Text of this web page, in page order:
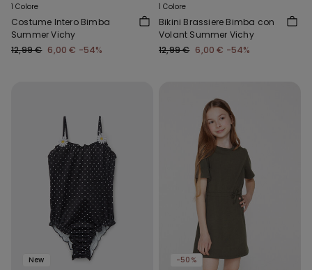
1 Colore
Costume Intero Bimba
Summer Vichy
12,99 € 6,00 € -54%
1 Colore
Bikini Brassiere Bimba con
Volant Summer Vichy
12,99 € 6,00 € -54%
New
-50%